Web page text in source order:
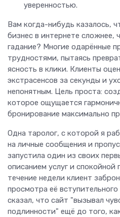
уверенностью.
Вам когда-нибудь казалось,
бизнес в интернете сложнее,
гадание? Многие одарённые
трудностями, пытаясь
ясность в клики. Клиенты
экстрасенсов за секунды и
непонятным. Цель проста:
которое ощущается
бронирование максимально
Одна таролог, с которой я
на личные сообщения и
запустила один из своих
описанием услуг и спокойной
течение недели клиент
просмотра её
сказал, что сайт "вызывал
подлинности" ещё до того,